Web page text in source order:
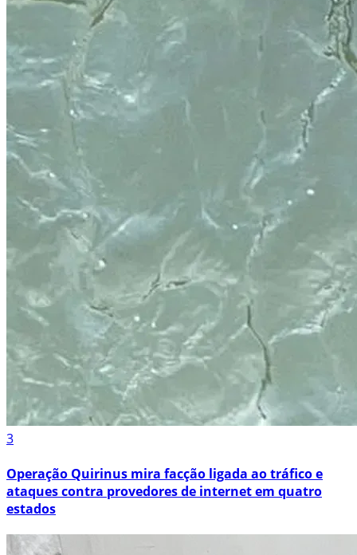
3
Operação Quirinus mira facção ligada ao tráfico e
ataques contra provedores de internet em quatro
estados